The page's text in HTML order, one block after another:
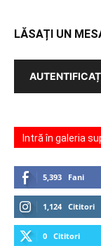
LĂSAȚI UN
Intră în galeria
5,393 Fani
1,124 Cititori
0 Cititori